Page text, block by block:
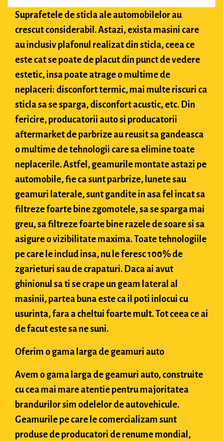
Suprafetele de sticla ale automobilelor au
crescut considerabil. Astazi, exista masini care
au inclusiv plafonul realizat din sticla, ceea ce
este cat se poate de placut din punct de vedere
estetic, insa poate atrage o multime de
neplaceri: disconfort termic, mai multe riscuri ca
sticla sa se sparga, disconfort acustic, etc. Din
fericire, producatorii auto si producatorii
aftermarket de parbrize au reusit sa gandeasca
o multime de tehnologii care sa elimine toate
neplacerile. Astfel, geamurile montate astazi pe
automobile, fie ca sunt parbrize, lunete sau
geamuri laterale, sunt gandite in asa fel incat sa
filtreze foarte bine zgomotele, sa se sparga mai
greu, sa filtreze foarte bine razele de soare si sa
asigure o vizibilitate maxima. Toate tehnologiile
pe care le includ insa, nu le feresc 100% de
zgarieturi sau de crapaturi. Daca ai avut
ghinionul sa ti se crape un geam lateral al
masinii, partea buna este ca il poti inlocui cu
usurinta, fara a cheltui foarte mult. Tot ceea ce ai
de facut este sa ne suni.
Oferim o gama larga de geamuri auto
Avem o gama larga de geamuri auto, construite
cu cea mai mare atentie pentru majoritatea
brandurilor sim odelelor de autovehicule.
Geamurile pe care le comercializam sunt
produse de producatori de renume mondial,